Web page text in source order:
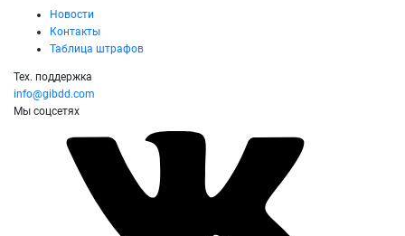
Новости
Контакты
Таблица штрафов
Тех. поддержка
info@gibdd.com
Мы соцсетях